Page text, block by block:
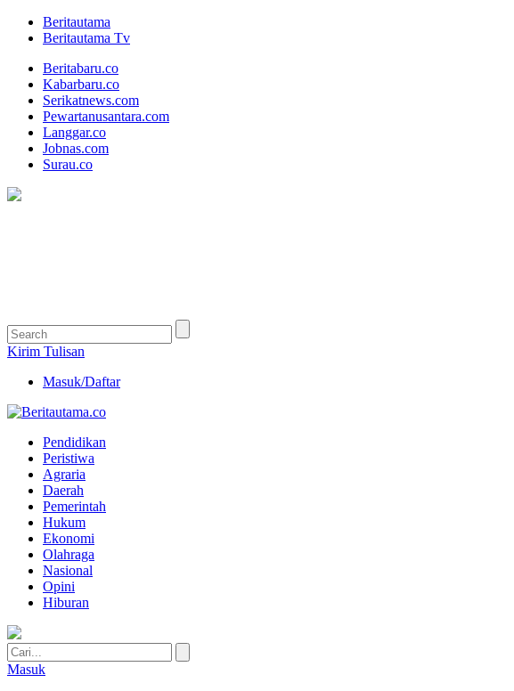
Beritautama
Beritautama Tv
Beritabaru.co
Kabarbaru.co
Serikatnews.com
Pewartanusantara.com
Langgar.co
Jobnas.com
Surau.co
Kirim Tulisan
Masuk/Daftar
Pendidikan
Peristiwa
Agraria
Daerah
Pemerintah
Hukum
Ekonomi
Olahraga
Nasional
Opini
Hiburan
Masuk